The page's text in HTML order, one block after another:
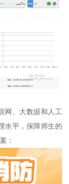
网、大数据和人工
水平，保障师生的
：